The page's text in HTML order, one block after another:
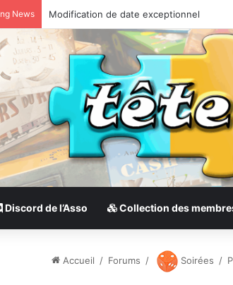
News Modification de date exceptionnel
Discord de l’Asso Collection des
Accueil / Forums / Soirées /